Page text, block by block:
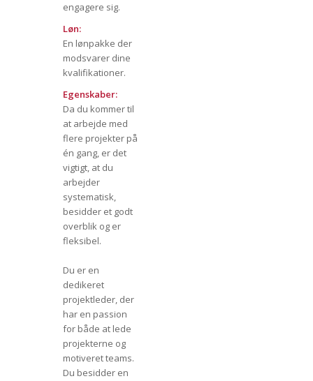
engagere sig.
Løn:
En lønpakke der
modsvarer dine
kvalifikationer.
Egenskaber:
Da du kommer til
at arbejde med
flere projekter på
én gang, er det
vigtigt, at du
arbejder
systematisk,
besidder et godt
overblik og er
fleksibel.
Du er en
dedikeret
projektleder, der
har en passion
for både at lede
projekterne og
motiveret teams.
Du besidder en